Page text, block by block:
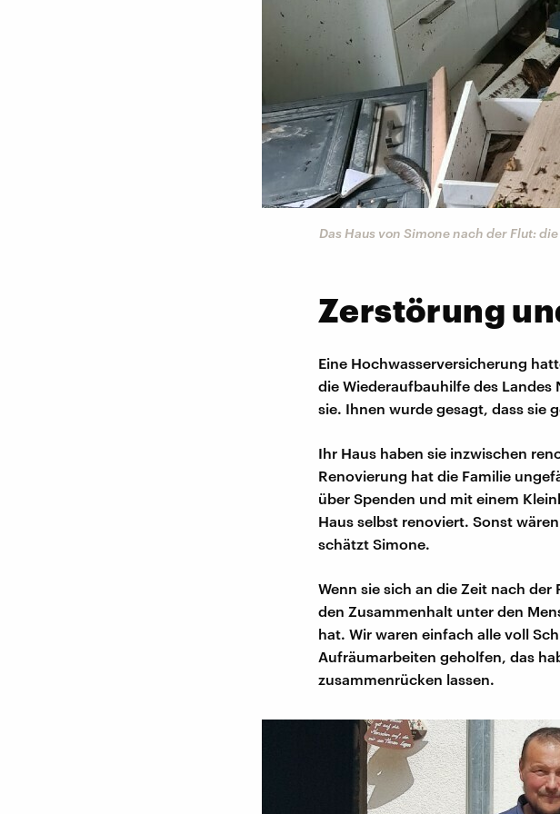
Das Haus von Simone nach der Flut:
Zerstörung
Eine Hochwasserversicherung
die Wiederaufbauhilfe des
sie. Ihnen wurde gesagt, dass sie
Ihr Haus haben sie inzwischen
Renovierung hat die Familie
über Spenden und mit einem
Haus selbst renoviert. Sonst
schätzt Simone.
Wenn sie sich an die Zeit nach
den Zusammenhalt unter den
hat. Wir waren einfach alle voll
Aufräumarbeiten geholfen, das
zusammenrücken lassen.